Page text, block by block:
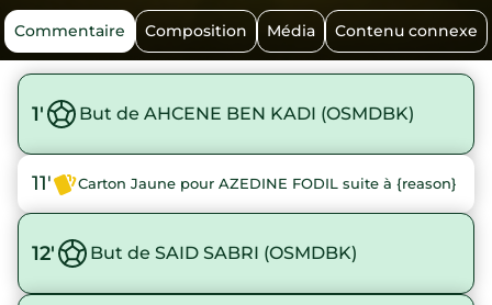
Commentaire Composition Média Contenu connexe
1' But de AHCENE BEN KADI (OSMDBK)
11' Carton Jaune pour AZEDINE FODIL suite à {reason}
12' But de SAID SABRI (OSMDBK)